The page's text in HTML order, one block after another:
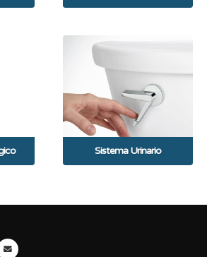
Sistema Urinario